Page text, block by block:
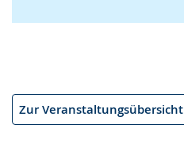
Zur Veranstaltungsübersicht